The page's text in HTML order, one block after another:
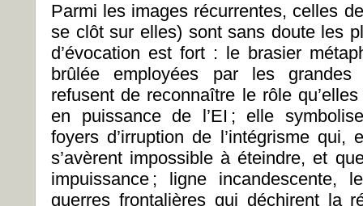
Parmi les images récurrentes, celles
se clôt sur elles) sont sans doute les
d’évocation est fort : le brasier
brûlée employées par les grandes
refusent de reconnaître le rôle
en puissance de l’EI ; elle
foyers d’irruption de l’intégrisme
s’avèrent impossible à éteindre, et
impuissance ; ligne incandescente,
guerres frontalières qui déchirent la